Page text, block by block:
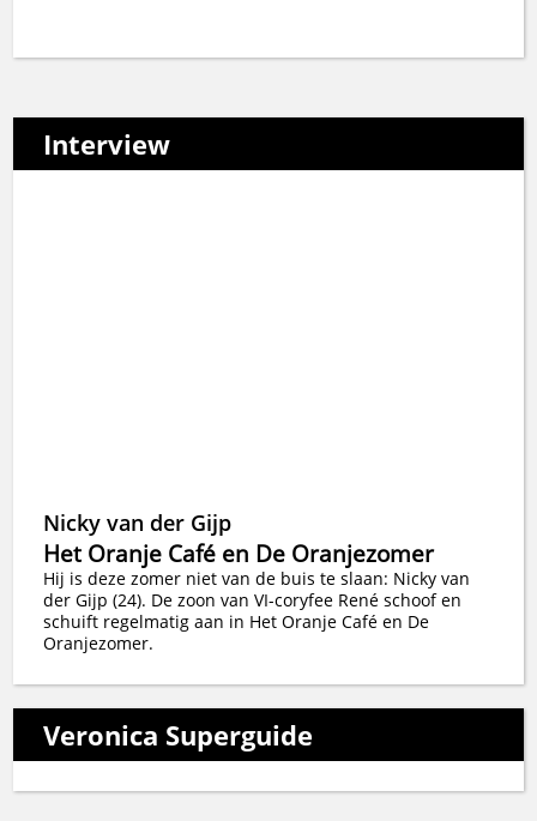
Interview
Nicky van der Gijp
Het Oranje Café en De Oranjezomer
Hij is deze zomer niet van de buis te slaan: Nicky van
der Gijp (24). De zoon van VI-coryfee René schoof en
schuift regelmatig aan in Het Oranje Café en De
Oranjezomer.
Veronica Superguide